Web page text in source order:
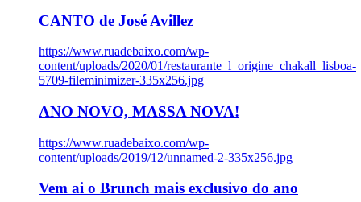
CANTO de José Avillez
https://www.ruadebaixo.com/wp-
content/uploads/2020/01/restaurante_l_origine_chakall_lisboa-
5709-fileminimizer-335x256.jpg
ANO NOVO, MASSA NOVA!
https://www.ruadebaixo.com/wp-
content/uploads/2019/12/unnamed-2-335x256.jpg
Vem ai o Brunch mais exclusivo do ano